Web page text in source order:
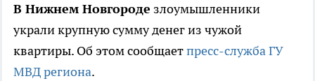
В Нижнем Новгороде злоумышленники
украли крупную сумму денег из чужой
квартиры. Об этом сообщаетпресс-служба ГУ
МВД региона.